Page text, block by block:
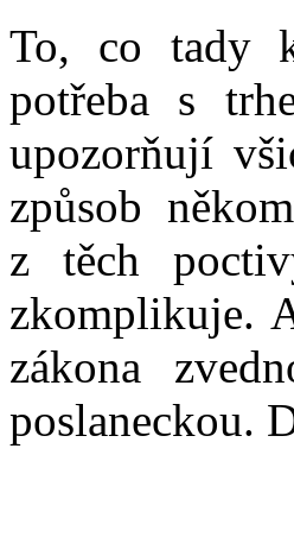
To, co tady
potřeba s
upozorňují
způsob
z těch
zkomplikuje.
zákona
poslaneckou.